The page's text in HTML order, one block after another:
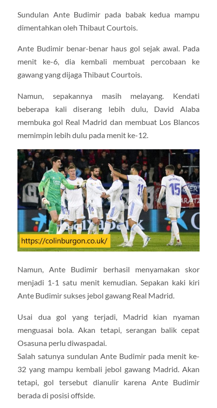
Sundulan Ante Budimir pada babak kedua mampu
dimentahkan oleh Thibaut Courtois.
Ante Budimir benar-benar haus gol sejak awal. Pada
menit ke-6, dia kembali membuat percobaan ke
gawang yang dijaga Thibaut Courtois.
Namun, sepakannya masih melayang. Kendati
beberapa kali diserang lebih dulu, David Alaba
membuka gol Real Madrid dan membuat Los Blancos
memimpin lebih dulu pada menit ke-12.
Namun, Ante Budimir berhasil menyamakan skor
menjadi 1-1 satu menit kemudian. Sepakan kaki kiri
Ante Budimir sukses jebol gawang Real Madrid.
Usai dua gol yang terjadi, Madrid kian nyaman
menguasai bola. Akan tetapi, serangan balik cepat
Osasuna perlu diwaspadai.
Salah satunya sundulan Ante Budimir pada menit ke-
32 yang mampu kembali jebol gawang Madrid. Akan
tetapi, gol tersebut dianulir karena Ante Budimir
berada di posisi offside.